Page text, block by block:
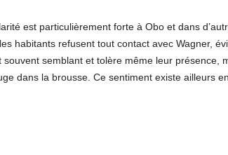
est particulièrement forte à Obo et dans
habitants refusent tout contact avec Wagner,
souvent semblant et tolère même leur présence,
dans la brousse. Ce sentiment existe ailleurs